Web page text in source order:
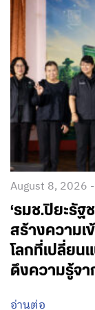
August 8, 2026
‘รมช.ปิยะรั
สร้างความเ
โลกที่เปลี่ยน
ดึงความรู้จ
อ่านต่อ